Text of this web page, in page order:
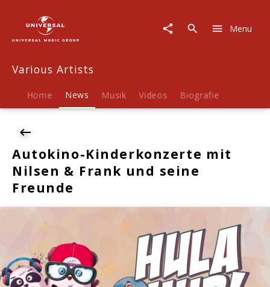
News
Autokino-
Nilsen
Frank
seine
Freunde
Menu
Various Artists
Home News Musik Videos Biografie
Autokino-Kinderkonzerte mit
Nilsen & Frank und seine
Freunde